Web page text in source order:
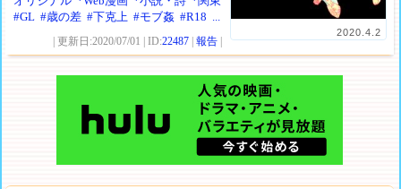
2020.4.2
#GL #歳の差 #下克上 #モブ姦 #R18 ...
| 更新日:2020/07/01 | ID:22487 |報告